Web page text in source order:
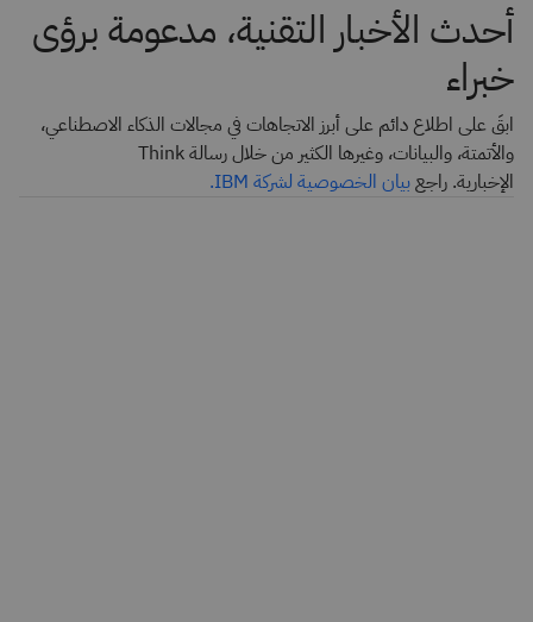
أحدث الأخبار التقنية، مدعومة برؤى
خبراء
ابقَ على اطلاع دائم على أبرز الاتجاهات في مجالات الذكاء الاصطناعي،
والأتمتة، والبيانات، وغيرها الكثير من خلال رسالة Think
الإخبارية. راجعبيان الخصوصية لشركة IBM.